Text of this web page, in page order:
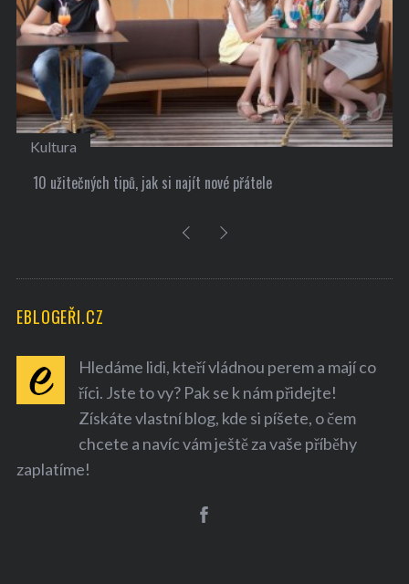
Kultura
10 užitečných tipů, jak si najít nové přátele
EBLOGEŘI.CZ
Hledáme lidi, kteří vládnou perem a mají co
říci. Jste to vy? Pak se k nám přidejte!
Získáte vlastní blog, kde si píšete, o čem
chcete a navíc vám ještě za vaše příběhy
zaplatíme!